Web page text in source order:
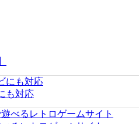
も対応